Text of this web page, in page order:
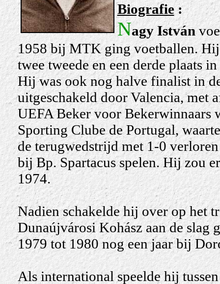
Biografie:
Nagy István
1958 bij MTK ging voetballen.
twee tweede en een derde plaats
Hij was ook nog halve finalist in
uitgeschakeld door Valencia, met
UEFA Beker voor
Sporting Clube de Portugal,
de terugwedstrijd met 1-0
bij Bp. Spartacus spelen. Hij zou
1974.
Nadien schakelde hij over op het
Dunaújvárosi Kohász aan de slag
1979 tot 1980 nog een jaar bij
Als international speelde hij